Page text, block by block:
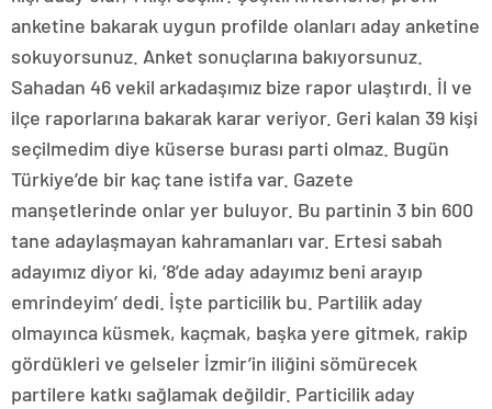
anketine bakarak uygun profilde olanları aday anketine
sokuyorsunuz. Anket sonuçlarına bakıyorsunuz.
Sahadan 46 vekil arkadaşımız bize rapor ulaştırdı. İl ve
ilçe raporlarına bakarak karar veriyor. Geri kalan 39 kişi
seçilmedim diye küserse burası parti olmaz. Bugün
Türkiye’de bir kaç tane istifa var. Gazete
manşetlerinde onlar yer buluyor. Bu partinin 3 bin 600
tane adaylaşmayan kahramanları var. Ertesi sabah
adayımız diyor ki, ’8’de aday adayımız beni arayıp
emrindeyim’ dedi. İşte particilik bu. Partilik aday
olmayınca küsmek, kaçmak, başka yere gitmek, rakip
gördükleri ve gelseler İzmir’in iliğini sömürecek
partilere katkı sağlamak değildir. Particilik aday